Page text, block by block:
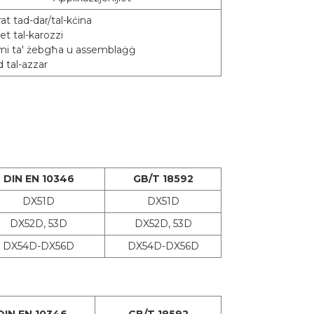
tad-dar/tal-kċina
tal-karozzi
ta' żebgħa u assemblaġġ
tal-azzar
DIN EN 10346
GB/T 18592
DX51D
DX51D
DX52D, 53D
DX52D, 53D
DX54D-DX56D DX54D-DX56D